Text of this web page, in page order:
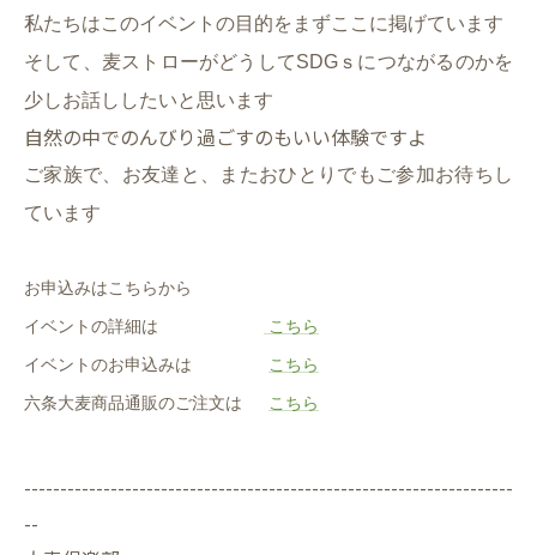
私たちはこのイベントの目的をまずここに掲げています
そして、麦ストローがどうしてSDGｓにつながるのかを
少しお話ししたいと思います
自然の中でのんびり過ごすのもいい体験ですよ
ご家族で、お友達と、またおひとりでもご参加お待ちし
ています
お申込みはこちらから
イベントの詳細は
こちら
イベントのお申込みは こちら
六条大麦商品通販のご注文は こちら
--------------------------------------------------------------------
--